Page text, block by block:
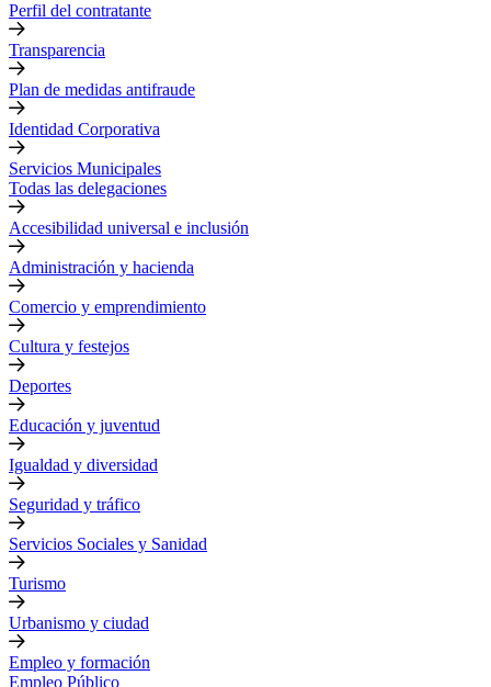
Perfil del contratante
Transparencia
Plan de medidas antifraude
Identidad Corporativa
Servicios Municipales
Todas las delegaciones
Accesibilidad universal e inclusión
Administración y hacienda
Comercio y emprendimiento
Cultura y festejos
Deportes
Educación y juventud
Igualdad y diversidad
Seguridad y tráfico
Servicios Sociales y Sanidad
Turismo
Urbanismo y ciudad
Empleo y formación
Empleo Público